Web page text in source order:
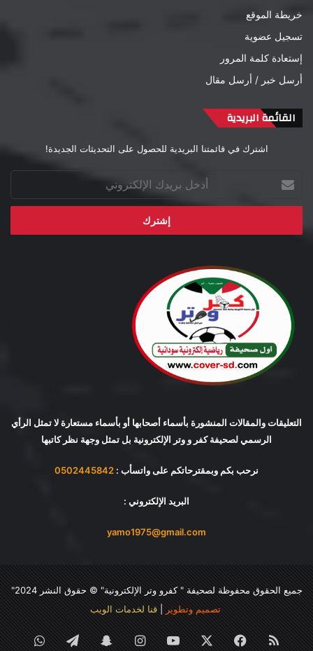
خريطة الموقع
تسجيل عضوية
إستعادة كلمة المرور
أرسل خبر / أرسل مقال
القائمة البريدية
اشترك في قائمتنا البريدية للحصول على التحديثات الجديدة!
أدخل
بريدك
الإلكتروني
التعليقات والمقالات المنشورة بأسماء أصحابها أو بأسماء مستعارة لا تمثل الرأي
الرسمي لصحيفة كفر و وتر الإلكترونية بل تمثل وجهة نظر كاتبها
نرحب بكم وبمقترحاتكم على واتسأب : 0502445842
البريد الإلكتروني :
yamo1975@gmail.com
جميع الحقوق محفوظة لصحيفة "كفرو وتر الإلكترونية" © حقوق النشر 2024"
تصميم وتطوير
|قنا لخدمات الويب
ملخص فيسبوك ‫YouTubeانستقرامسناب تيلقرام